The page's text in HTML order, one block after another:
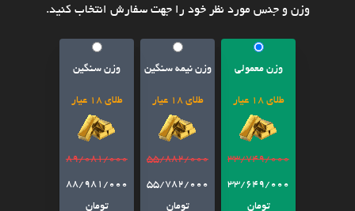
وزن و جنس مورد نظر خود را جهت سفارش انتخاب کنید.
وزن معمولی
طلای 18 عیار
33/749/000
33/649/000
تومان
وزن نیمه سنگین
طلای 18 عیار
55/882/000
55/782/000
تومان
وزن سنگین
طلای 18 عیار
89/081/000
88/981/000
تومان